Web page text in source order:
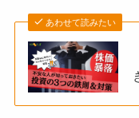
あわせて読みたい